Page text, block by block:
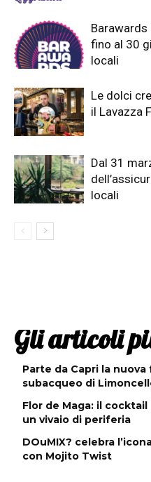
fino al 30
locali
Le dolci
il Lavazza
Dal 31
locali
Gli articoli
Parte da Capri la
subacqueo di
Flor de Maga: il
un vivaio di periferia
DOuMIX? celebra
con Mojito Twist